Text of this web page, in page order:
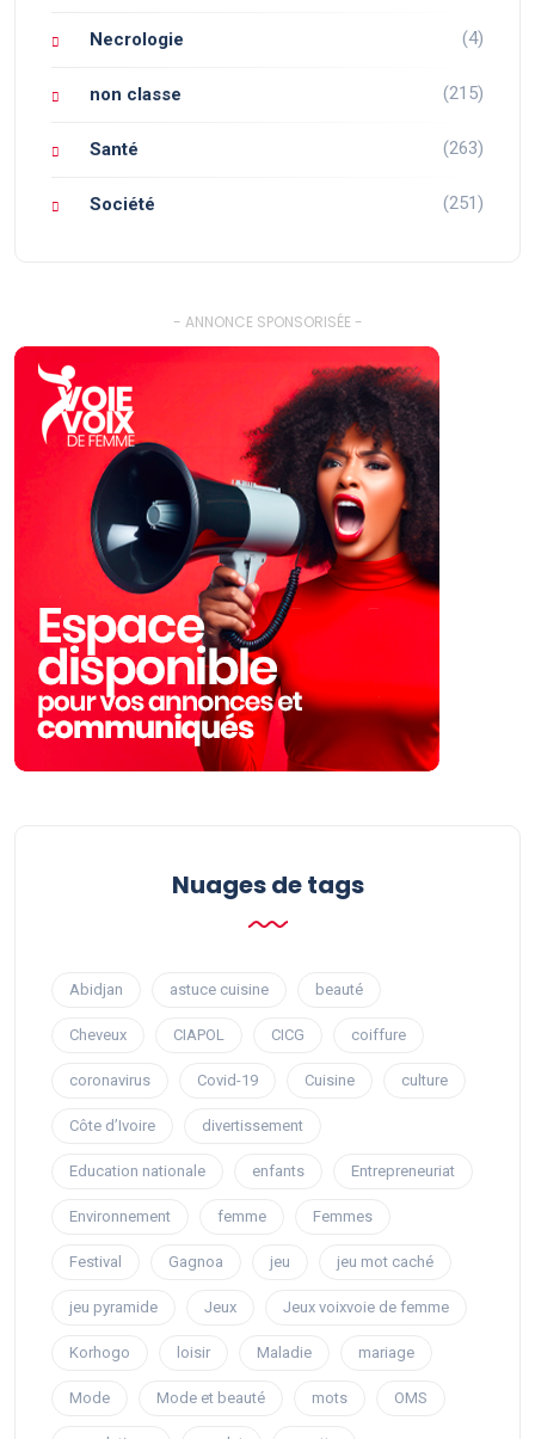
Necrologie (4)
non classe (215)
Santé (263)
Société (251)
- ANNONCE SPONSORISÉE -
Nuages ​​de tags
Abidjan astuce cuisine beauté
Cheveux CIAPOL CICG coiffure
coronavirus Covid-19 Cuisine culture
Côte d’Ivoire divertissement
Education nationale enfants Entrepreneuriat
Environnement femme Femmes
Festival Gagnoa jeu jeu mot caché
jeu pyramide Jeux Jeux voixvoie de femme
Korhogo loisir Maladie mariage
Mode Mode et beauté mots OMS